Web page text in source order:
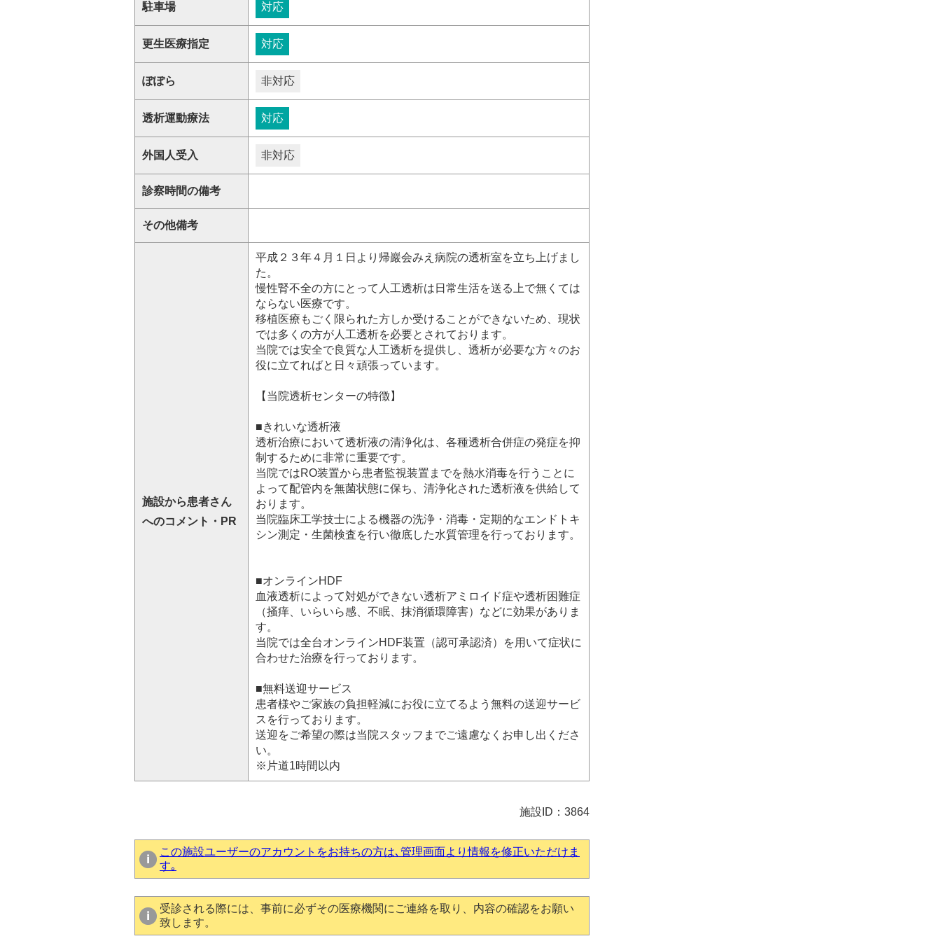
駐車場 対応
更生医療指定 対応
ぽぽら 非対応
透析運動療法 対応
外国人受入 非対応
診察時間の備考
その他備考
施設から患者さん
へのコメント・PR
平成２３年４月１日より帰巖会みえ病院の透析室を立ち上げまし
た。
慢性腎不全の方にとって人工透析は日常生活を送る上で無くては
ならない医療です。
移植医療もごく限られた方しか受けることができないため、現状
では多くの方が人工透析を必要とされております。
当院では安全で良質な人工透析を提供し、透析が必要な方々のお
役に立てればと日々頑張っています。
【当院透析センターの特徴】
■きれいな透析液
透析治療において透析液の清浄化は、各種透析合併症の発症を抑
制するために非常に重要です。
当院ではRO装置から患者監視装置までを熱水消毒を行うことに
よって配管内を無菌状態に保ち、清浄化された透析液を供給して
おります。
当院臨床工学技士による機器の洗浄・消毒・定期的なエンドトキ
シン測定・生菌検査を行い徹底した水質管理を行っております。
■オンラインHDF
血液透析によって対処ができない透析アミロイド症や透析困難症
（掻痒、いらいら感、不眠、抹消循環障害）などに効果がありま
す。
当院では全台オンラインHDF装置（認可承認済）を用いて症状に
合わせた治療を行っております。
■無料送迎サービス
患者様やご家族の負担軽減にお役に立てるよう無料の送迎サービ
スを行っております。
送迎をご希望の際は当院スタッフまでご遠慮なくお申し出くださ
い。
※片道1時間以内
施設ID：3864
この施設ユーザーのアカウントをお持ちの方は､管理画面より情報を修正いただけま
す｡
受診される際には、事前に必ずその医療機関にご連絡を取り、内容の確認をお願い
致します。